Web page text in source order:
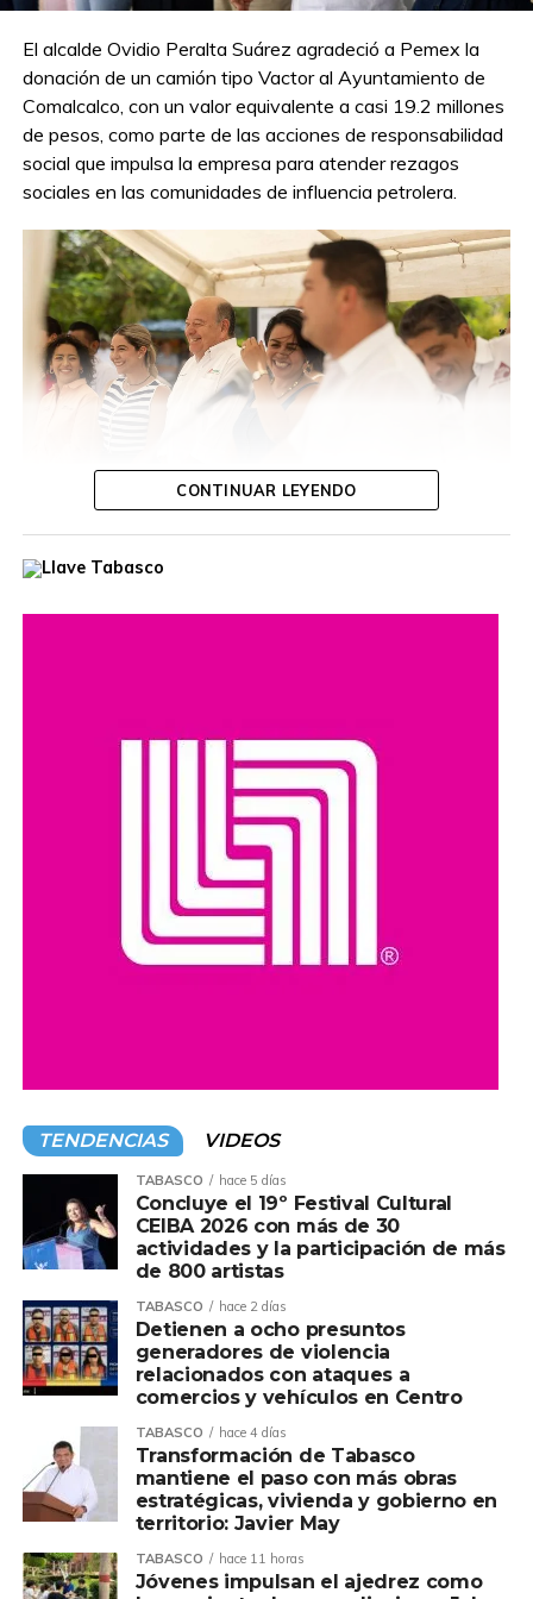
El alcalde Ovidio Peralta Suárez agradeció a Pemex la
donación de un camión tipo Vactor al Ayuntamiento de
Comalcalco, con un valor equivalente a casi 19.2 millones
de pesos, como parte de las acciones de responsabilidad
social que impulsa la empresa para atender rezagos
sociales en las comunidades de influencia petrolera.
Ante autoridades de la empresa productiva, el presidente
Tras recibir el Vactor, Ovidio Peralta afirmó que el
compromiso de su gobierno es convertir este apoyo en
mejores servicios, mayores oportunidades y más
bienestar para las y los comalcalquenses, al seguir
trabajando con honestidad y vocación de servicio,
poniendo siempre en el centro el bienestar del pueblo.
Subrayó que este camión fue donado a través del
Ante el gerente de Responsabilidad Social de Pemex,
César Raúl Ojeda Zubiera, el alcalde reconoció que esta
iniciativa contribuye al fortalecimiento de las
comunidades de influencia petrolera mediante acciones
orientadas al bienestar social, el desarrollo comunitario
sustentable y el cuidado del medio ambiente,
consolidando una visión de progreso con sentido humano.
Asimismo, afirmó que la política de Pemex entiende que
el desarrollo no solo se mide por la actividad productiva,
sino también por el bienestar de las personas y de las
comunidades que, durante décadas, han contribuido al
crecimiento de la industria energética de nuestro país.
refleja en acciones concretas que generan bienestar y
CONTINUAR LEYENDO
TENDENCIAS VIDEOS
TABASCO hace 5 días
Concluye el 19º Festival Cultural
CEIBA 2026 con más de 30
actividades y la participación de más
de 800 artistas
TABASCO hace 2 días
Detienen a ocho presuntos
generadores de violencia
relacionados con ataques a
comercios y vehículos en Centro
TABASCO hace 4 días
Transformación de Tabasco
mantiene el paso con más obras
estratégicas, vivienda y gobierno en
territorio: Javier May
TABASCO hace 11 horas
Jóvenes impulsan el ajedrez como